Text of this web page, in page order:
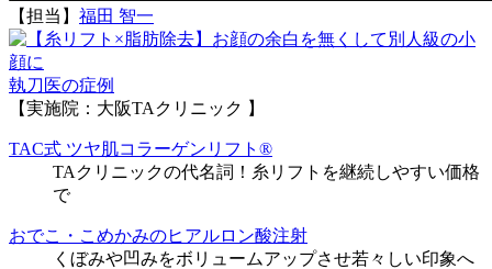
【担当】 福田 智一
執刀医の症例
【実施院：大阪TAクリニック 】
TAC式 ツヤ肌コラーゲンリフト®
TAクリニックの代名詞！糸リフトを継続しやすい価格
で
おでこ・こめかみのヒアルロン酸注射
くぼみや凹みをボリュームアップさせ若々しい印象へ